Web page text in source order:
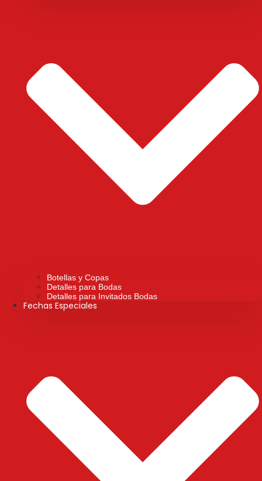
Botellas y Copas
Detalles para Bodas
Detalles para Invitados Bodas
Fechas Especiales